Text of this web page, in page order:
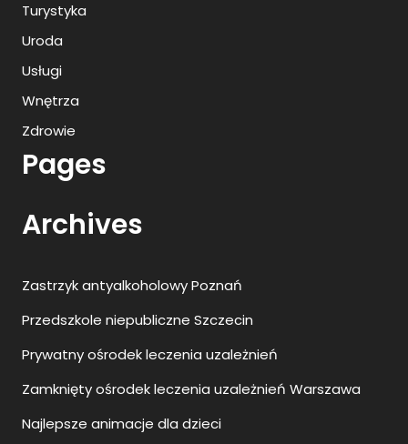
Turystyka
Uroda
Usługi
Wnętrza
Zdrowie
Pages
Archives
Zastrzyk antyalkoholowy Poznań
Przedszkole niepubliczne Szczecin
Prywatny ośrodek leczenia uzależnień
Zamknięty ośrodek leczenia uzależnień Warszawa
Najlepsze animacje dla dzieci